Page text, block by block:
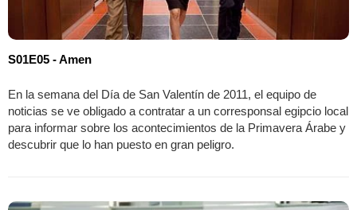
S01E05 - Amen
En la semana del Día de San Valentín de 2011, el equipo de
noticias se ve obligado a contratar a un corresponsal egipcio local
para informar sobre los acontecimientos de la Primavera Árabe y
descubrir que lo han puesto en gran peligro.